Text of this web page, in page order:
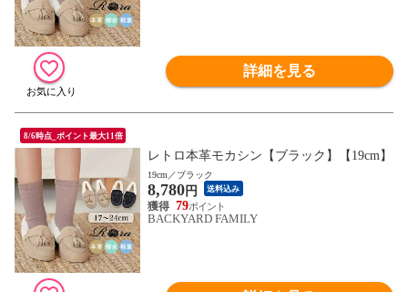
詳細を見る
8/6時点_ポイント最大11倍
レトロ本革モカシン【ブラック】【19cm】
19cm／ブラック
8,780円 送料込み
79
BACKYARD FAMILY